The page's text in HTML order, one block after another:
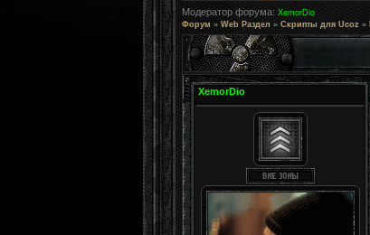
Модератор форума:XemorDio
Форум » Web Раздел » Скрипты для Ucoz »
XemorDio